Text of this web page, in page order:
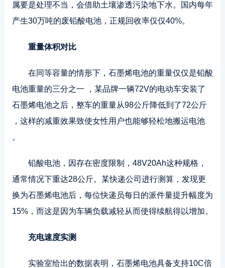
属要是处理不当，会借助土壤渗透污染地下水。国内每年
产生30万吨的废铅酸电池，正规回收率仅仅40%。
重量体积对比
在同等容量的情形下，石墨烯电池的重量仅仅是铅酸
电池重量的三分之一 ，某品牌一辆72V的电动车安装了
石墨烯电池之后，整车的重量从98公斤降低到了72公斤
，这样的减重效果致使女性用户也能够轻松地搬运电池
。
铅酸电池，因存在密度限制，48V20Ah这种规格，
通常情况下重达28公斤。某快递公司进行测算，发现更
换为石墨烯电池后，每位快递员每日的派件量提升幅度为
15%，而这是因为车辆负载减轻从而使得续航得以增加。
充电速度实测
实验室给出的数据表明，石墨烯电池具备支持10C倍